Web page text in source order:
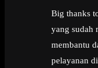
Big thanks
yang sudah
membantu
pelayanan